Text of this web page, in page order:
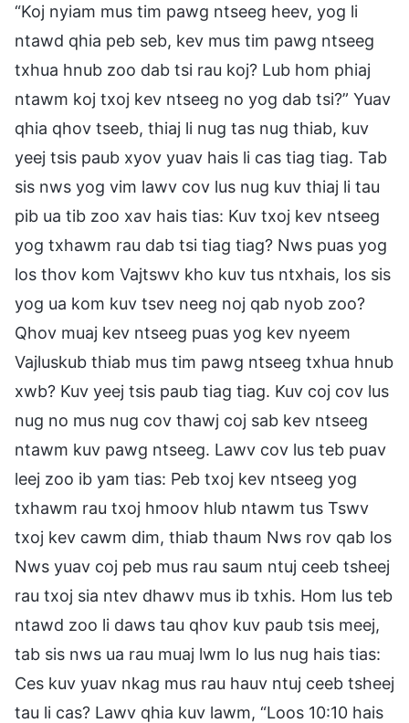
“Koj nyiam mus tim pawg ntseeg heev, yog li
ntawd qhia peb seb, kev mus tim pawg ntseeg
txhua hnub zoo dab tsi rau koj? Lub hom phiaj
ntawm koj txoj kev ntseeg no yog dab tsi?” Yuav
qhia qhov tseeb, thiaj li nug tas nug thiab, kuv
yeej tsis paub xyov yuav hais li cas tiag tiag. Tab
sis nws yog vim lawv cov lus nug kuv thiaj li tau
pib ua tib zoo xav hais tias: Kuv txoj kev ntseeg
yog txhawm rau dab tsi tiag tiag? Nws puas yog
los thov kom Vajtswv kho kuv tus ntxhais, los sis
yog ua kom kuv tsev neeg noj qab nyob zoo?
Qhov muaj kev ntseeg puas yog kev nyeem
Vajluskub thiab mus tim pawg ntseeg txhua hnub
xwb? Kuv yeej tsis paub tiag tiag. Kuv coj cov lus
nug no mus nug cov thawj coj sab kev ntseeg
ntawm kuv pawg ntseeg. Lawv cov lus teb puav
leej zoo ib yam tias: Peb txoj kev ntseeg yog
txhawm rau txoj hmoov hlub ntawm tus Tswv
txoj kev cawm dim, thiab thaum Nws rov qab los
Nws yuav coj peb mus rau saum ntuj ceeb tsheej
rau txoj sia ntev dhawv mus ib txhis. Hom lus teb
ntawd zoo li daws tau qhov kuv paub tsis meej,
tab sis nws ua rau muaj lwm lo lus nug hais tias:
Ces kuv yuav nkag mus rau hauv ntuj ceeb tsheej
tau li cas? Lawv qhia kuv lawm, “Loos 10:10 hais